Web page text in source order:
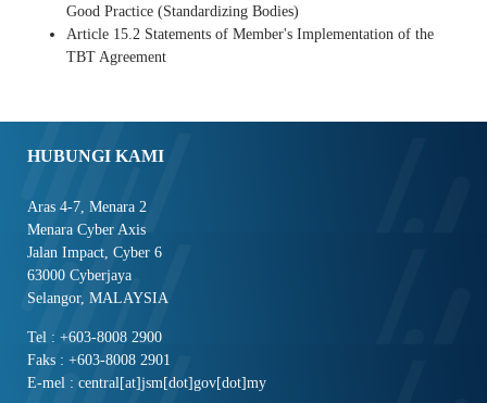
Good Practice (Standardizing Bodies)
Article 15.2 Statements of Member's Implementation of the
TBT Agreement
HUBUNGI KAMI
Aras 4-7, Menara 2
Menara Cyber Axis
Jalan Impact, Cyber 6
63000 Cyberjaya
Selangor, MALAYSIA
Tel : +603-8008 2900
Faks : +603-8008 2901
E-mel : central[at]jsm[dot]gov[dot]my